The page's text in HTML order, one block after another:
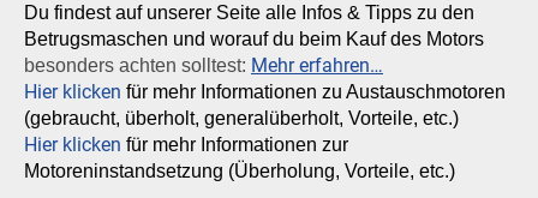
Du findest auf unserer Seite alle Infos & Tipps zu den
Betrugsmaschen und worauf du beim Kauf des Motors
besonders achten solltest: Mehr erfahren…
Hier klicken für mehr Informationen zu Austauschmotoren
(gebraucht, überholt, generalüberholt, Vorteile, etc.)
Hier klicken für mehr Informationen zur
Motoreninstandsetzung (Überholung, Vorteile, etc.)